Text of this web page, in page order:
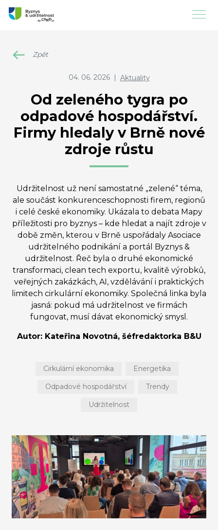
Zpět
04. 06. 2026 | Aktuality
Od zeleného tygra po
odpadové hospodářství.
Firmy hledaly v Brně nové
zdroje růstu
Udržitelnost už není samostatné „zelené“ téma,
ale součást konkurenceschopnosti firem, regionů
i celé české ekonomiky. Ukázala to debata Mapy
příležitosti pro byznys – kde hledat a najít zdroje v
době změn, kterou v Brně uspořádaly Asociace
udržitelného podnikání a portál Byznys &
udržitelnost. Řeč byla o druhé ekonomické
transformaci, clean tech exportu, kvalitě výrobků,
veřejných zakázkách, AI, vzdělávání i praktických
limitech cirkulární ekonomiky. Společná linka byla
jasná: pokud má udržitelnost ve firmách
fungovat, musí dávat ekonomický smysl.
Autor: Kateřina Novotná, šéfredaktorka B&U
Cirkulární ekonomika Energetika
Odpadové hospodářství Trendy
Udržitelnost